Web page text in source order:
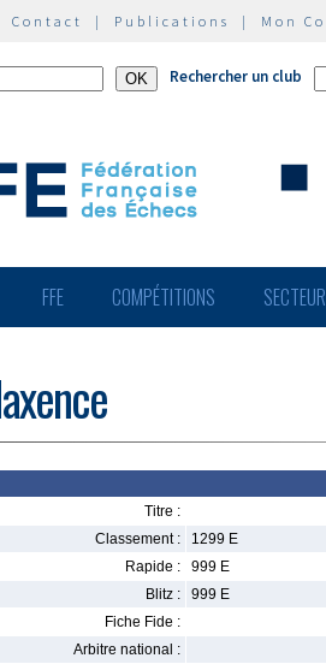
Contact | Publications | Mon
Rechercher un club
FFE COMPÉTITIONS
Titre :
Classement :
1299 E
Rapide :
999 E
Blitz :
999 E
Fiche Fide :
Arbitre national :